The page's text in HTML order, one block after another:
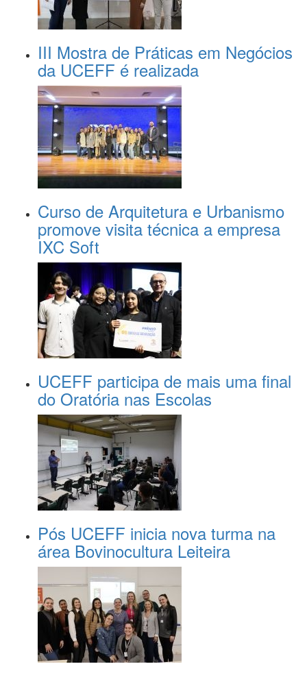
III Mostra de Práticas em Negócios
da UCEFF é realizada
Curso de Arquitetura e Urbanismo
promove visita técnica a empresa
IXC Soft
UCEFF participa de mais uma final
do Oratória nas Escolas
Pós UCEFF inicia nova turma na
área Bovinocultura Leiteira